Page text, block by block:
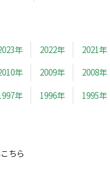
年 2022年 2021年
年 2009年 2008年
年 1996年 1995年
ちら